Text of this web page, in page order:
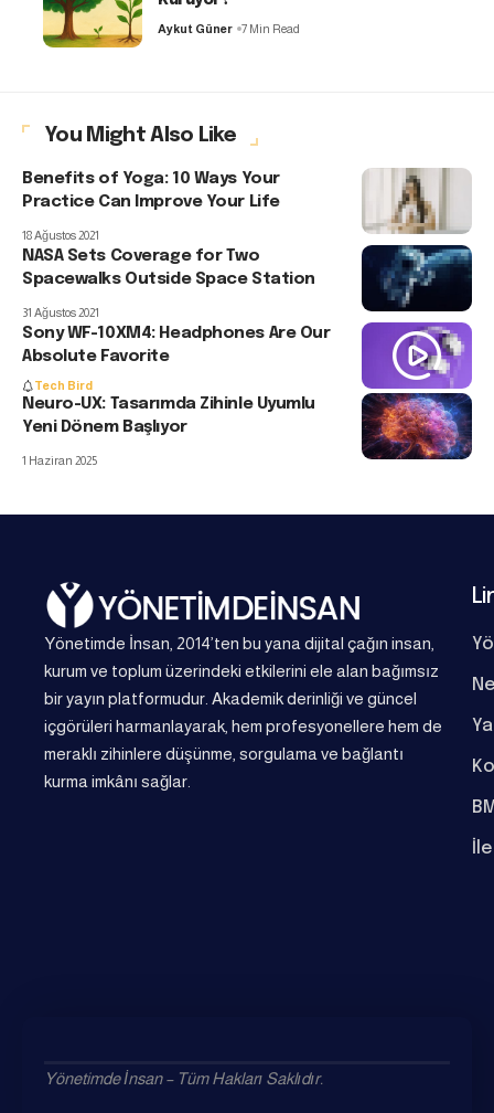
Aykut Güner 7 Min Read
You Might Also Like
Benefits of Yoga: 10 Ways Your
Practice Can Improve Your Life
18 Ağustos 2021
NASA Sets Coverage for Two
Spacewalks Outside Space Station
31 Ağustos 2021
Sony WF-10XM4: Headphones Are Our
Absolute Favorite
Tech Bird
Neuro-UX: Tasarımda Zihinle Uyumlu
Yeni Dönem Başlıyor
1 Haziran 2025
Yönetimde İnsan, 2014’ten bu yana dijital çağın insan,
kurum ve toplum üzerindeki etkilerini ele alan bağımsız
bir yayın platformudur. Akademik derinliği ve güncel
içgörüleri harmanlayarak, hem profesyonellere hem de
meraklı zihinlere düşünme, sorgulama ve bağlantı
kurma imkânı sağlar.
Yönetimde İnsan – Tüm Hakları Saklıdır.